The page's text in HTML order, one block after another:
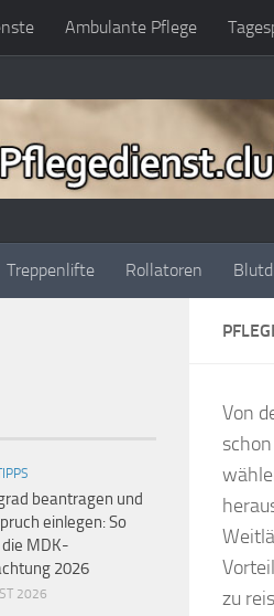
Ambulante Pflege
Treppenlifte Rollatoren
Von
zu
beantragen und
einlegen: So
MDK-
2026
2026